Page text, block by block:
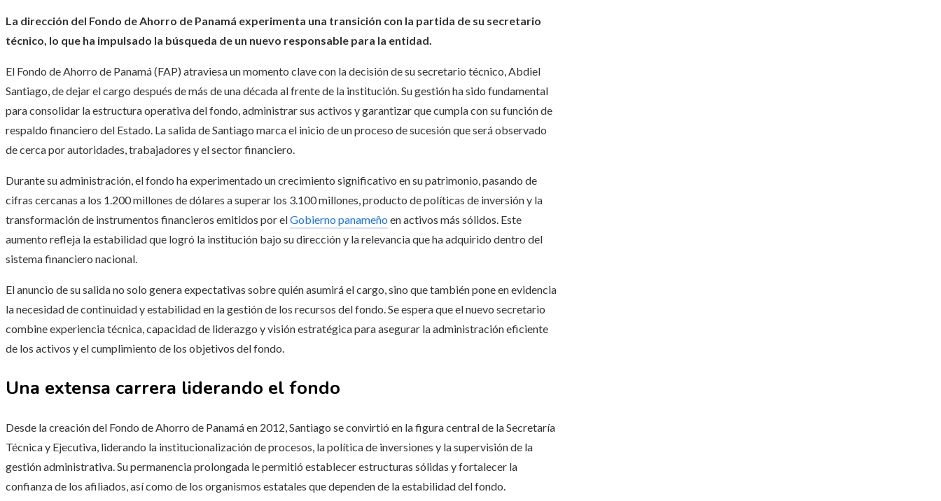
La dirección del Fondo de Ahorro de Panamá experimenta una transición con la partida de su secretario
técnico, lo que ha impulsado la búsqueda de un nuevo responsable para la entidad.
El Fondo de Ahorro de Panamá (FAP) atraviesa un momento clave con la decisión de su secretario técnico, Abdiel
Santiago, de dejar el cargo después de más de una década al frente de la institución. Su gestión ha sido fundamental
para consolidar la estructura operativa del fondo, administrar sus activos y garantizar que cumpla con su función de
respaldo financiero del Estado. La salida de Santiago marca el inicio de un proceso de sucesión que será observado
de cerca por autoridades, trabajadores y el sector financiero.
Durante su administración, el fondo ha experimentado un crecimiento significativo en su patrimonio, pasando de
cifras cercanas a los 1.200 millones de dólares a superar los 3.100 millones, producto de políticas de inversión y la
transformación de instrumentos financieros emitidos por elGobierno panameño en activos más sólidos. Este
aumento refleja la estabilidad que logró la institución bajo su dirección y la relevancia que ha adquirido dentro del
sistema financiero nacional.
El anuncio de su salida no solo genera expectativas sobre quién asumirá el cargo, sino que también pone en evidencia
la necesidad de continuidad y estabilidad en la gestión de los recursos del fondo. Se espera que el nuevo secretario
combine experiencia técnica, capacidad de liderazgo y visión estratégica para asegurar la administración eficiente
de los activos y el cumplimiento de los objetivos del fondo.
Una extensa carrera liderando el fondo
Desde la creación del Fondo de Ahorro de Panamá en 2012, Santiago se convirtió en la figura central de la Secretaría
Técnica y Ejecutiva, liderando la institucionalización de procesos, la política de inversiones y la supervisión de la
gestión administrativa. Su permanencia prolongada le permitió establecer estructuras sólidas y fortalecer la
confianza de los afiliados, así como de los organismos estatales que dependen de la estabilidad del fondo.